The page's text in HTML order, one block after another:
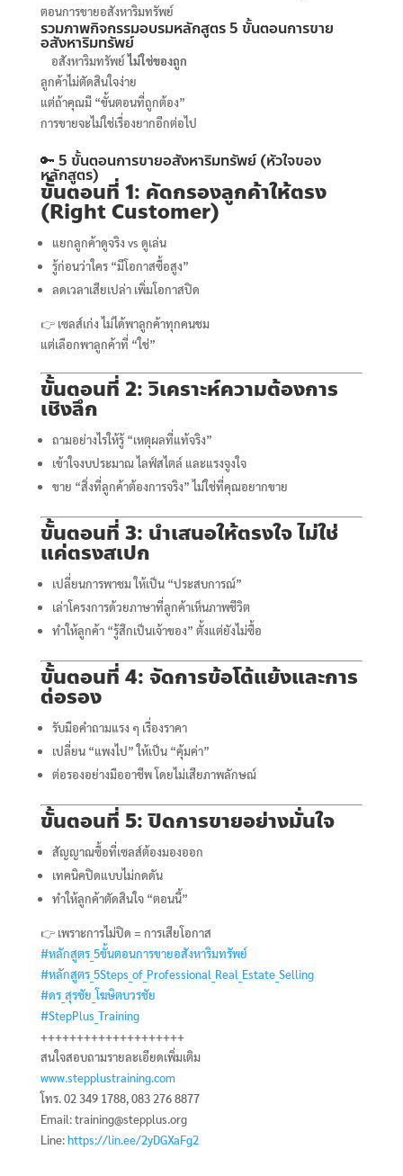
ตอนการขายอสังหาริมทรัพย์
รวมภาพกิจกรรมอบรมหลักสูตร 5 ขั้นตอนการขาย
อสังหาริมทรัพย์
อสังหาริมทรัพย์ไม่ใช่ของถูก
ลูกค้าไม่ตัดสินใจง่าย
แต่ถ้าคุณมี “ขั้นตอนที่ถูกต้อง”
การขายจะไม่ใช่เรื่องยากอีกต่อไป
🔑 5 ขั้นตอนการขายอสังหาริมทรัพย์ (หัวใจของ
หลักสูตร)
ขั้นตอนที่ 1: คัดกรองลูกค้าให้ตรง
(Right Customer)
แยกลูกค้าดูจริง vs ดูเล่น
รู้ก่อนว่าใคร “มีโอกาสซื้อสูง”
ลดเวลาเสียเปล่า เพิ่มโอกาสปิด
👉 เซลส์เก่ง ไม่ได้พาลูกค้าทุกคนชม
แต่เลือกพาลูกค้าที่ “ใช่”
ขั้นตอนที่ 2: วิเคราะห์ความต้องการ
เชิงลึก
ถามอย่างไรให้รู้ “เหตุผลที่แท้จริง”
เข้าใจงบประมาณ ไลฟ์สไตล์ และแรงจูงใจ
ขาย “สิ่งที่ลูกค้าต้องการจริง” ไม่ใช่ที่คุณอยากขาย
ขั้นตอนที่ 3: นำเสนอให้ตรงใจ ไม่ใช่
แค่ตรงสเปก
เปลี่ยนการพาชม ให้เป็น “ประสบการณ์”
เล่าโครงการด้วยภาษาที่ลูกค้าเห็นภาพชีวิต
ทำให้ลูกค้า “รู้สึกเป็นเจ้าของ” ตั้งแต่ยังไม่ซื้อ
ขั้นตอนที่ 4: จัดการข้อโต้แย้งและการ
ต่อรอง
รับมือคำถามแรง ๆ เรื่องราคา
เปลี่ยน “แพงไป” ให้เป็น “คุ้มค่า”
ต่อรองอย่างมืออาชีพ โดยไม่เสียภาพลักษณ์
ขั้นตอนที่ 5: ปิดการขายอย่างมั่นใจ
สัญญาณซื้อที่เซลส์ต้องมองออก
เทคนิคปิดแบบไม่กดดัน
ทำให้ลูกค้าตัดสินใจ “ตอนนี้”
👉 เพราะการไม่ปิด = การเสียโอกาส
#หลักสูตร_5ขั้นตอนการขายอสังหาริมทรัพย์
#หลักสูตร_5Steps_of_Professional_Real_Estate_Selling
#ดร_สุรชัย_โฆษิตบวรชัย
#StepPlus_Training
++++++++++++++++++++
สนใจสอบถามรายละเอียดเพิ่มเติม
www.stepplustraining.com
โทร. 02 349 1788, 083 276 8877
Email: training@stepplus.org
Line:https://lin.ee/2yDGXaFg2